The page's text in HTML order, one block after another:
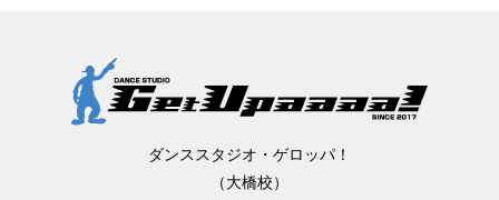
ダンススタジオ・ゲロッパ！
（大橋校）